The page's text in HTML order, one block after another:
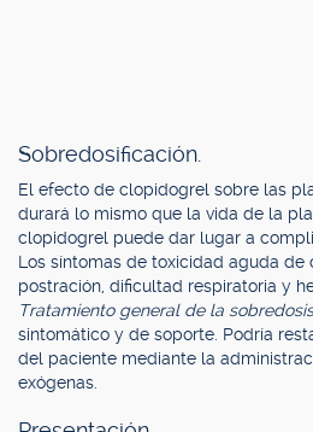
Sobredosificación.
El efecto de clopidogrel sobre las
durará lo mismo que la vida de la
clopidogrel puede dar lugar a
Los síntomas de toxicidad aguda de
postración, dificultad respiratoria y
Tratamiento general de la
sintomático y de soporte. Podría
del paciente mediante la
exógenas.